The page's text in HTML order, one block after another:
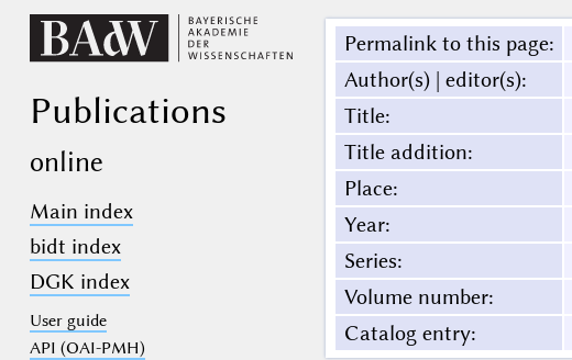
Publications
online
Main index
bidt index
DGK index
User guide
API (OAI-PMH)
Permalink to this page:
Author(s) | editor(s):
Title:
Title addition:
Place:
Year:
Series:
Volume number:
Catalog entry: